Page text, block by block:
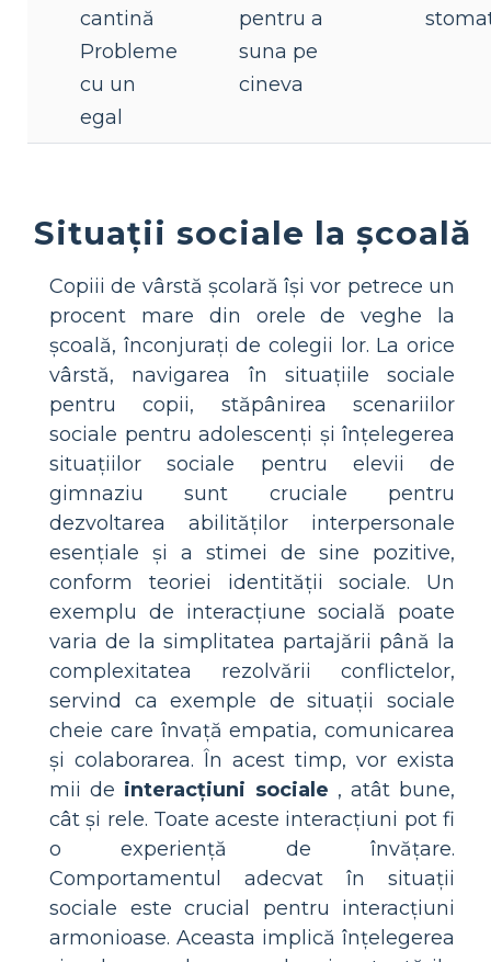
cantină
Probleme
cu un
egal
pentru a
suna pe
cineva
Situații sociale la școală
Copiii de vârstă școlară își vor petrece un
procent mare din orele de veghe la
școală, înconjurați de colegii lor. La orice
vârstă, navigarea în situațiile sociale
pentru copii, stăpânirea scenariilor
sociale pentru adolescenți și înțelegerea
situațiilor sociale pentru elevii de
gimnaziu sunt cruciale pentru
dezvoltarea abilităților interpersonale
esențiale și a stimei de sine pozitive,
conform teoriei identității sociale. Un
exemplu de interacțiune socială poate
varia de la simplitatea partajării până la
complexitatea rezolvării conflictelor,
servind ca exemple de situații sociale
cheie care învață empatia, comunicarea
și colaborarea. În acest timp, vor exista
mii de interacțiuni sociale , atât bune,
cât și rele. Toate aceste interacțiuni pot fi
o experiență de învățare.
Comportamentul adecvat în situații
sociale este crucial pentru interacțiuni
armonioase. Aceasta implică înțelegerea